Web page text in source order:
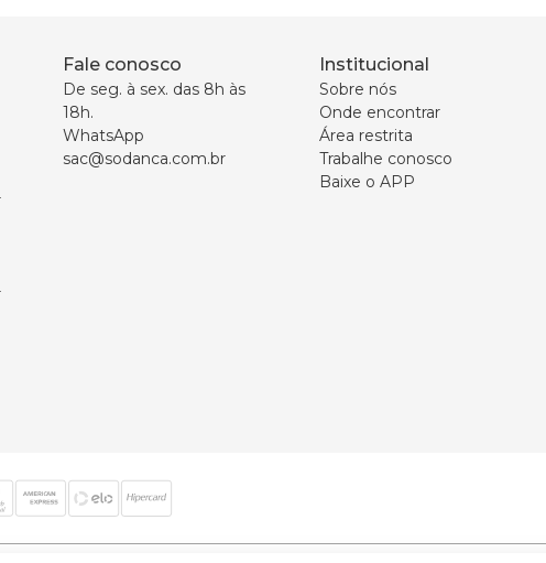
Fale conosco
De seg. à sex. das 8h às
18h.
WhatsApp
sac@sodanca.com.br
Institucional
Sobre nós
Onde encontrar
Área restrita
Trabalhe conosco
Baixe o APP